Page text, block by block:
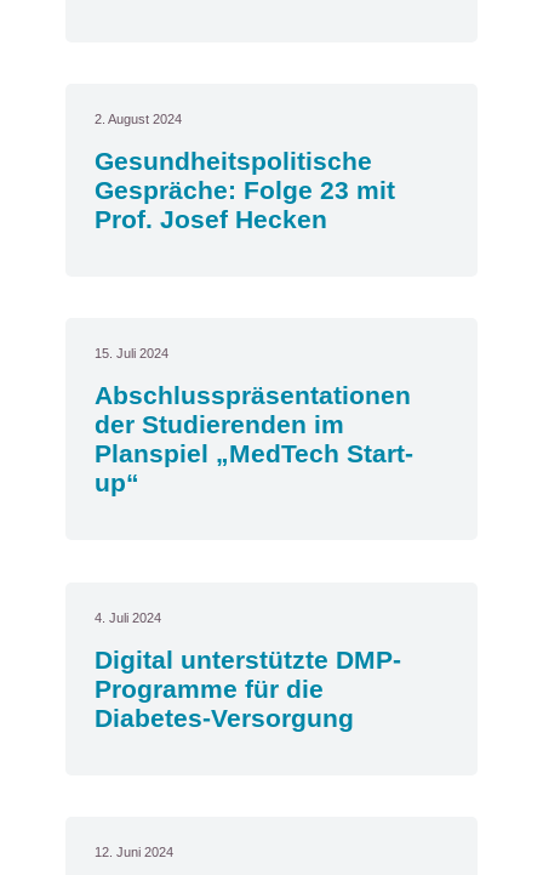
2. August 2024
Gesundheitspolitische
Gespräche: Folge 23 mit
Prof. Josef Hecken
15. Juli 2024
Abschlusspräsentationen
der Studierenden im
Planspiel „MedTech Start-
up“
4. Juli 2024
Digital unterstützte DMP-
Programme für die
Diabetes-Versorgung
12. Juni 2024